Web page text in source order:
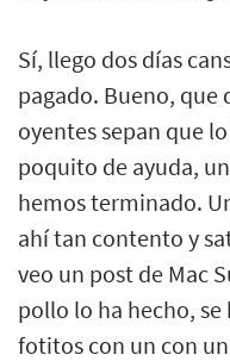
Sí, llego dos días
pagado. Bueno, que
oyentes sepan que
poquito de ayuda,
hemos terminado.
ahí tan contento y
veo un post de Mac
pollo lo ha hecho,
fotitos con un con